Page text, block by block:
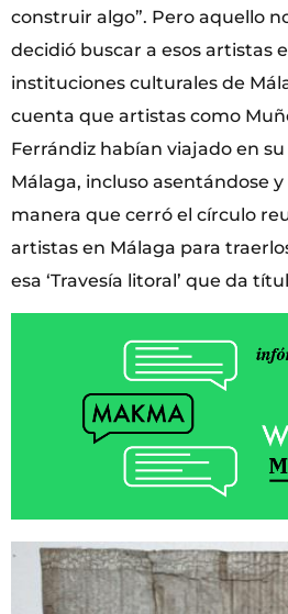
construir algo”. Pero aquello
decidió buscar a esos artistas
instituciones culturales de
cuenta que artistas como
Ferrándiz habían viajado en
Málaga, incluso asentándose
manera que cerró el círculo
artistas en Málaga para
esa ‘Travesía litoral’ que da